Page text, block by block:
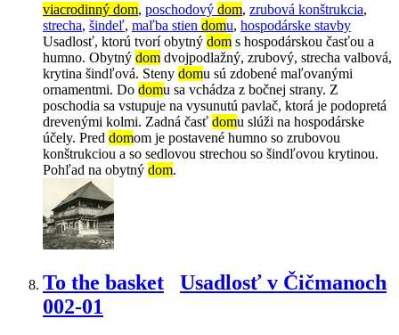
viacrodinný dom, poschodový dom, zrubová konštrukcia,
strecha, šindeľ, maľba stien domu, hospodárske stavby
Usadlosť, ktorú tvorí obytný dom s hospodárskou časťou a
humno. Obytný dom dvojpodlažný, zrubový, strecha valbová,
krytina šindľová. Steny domu sú zdobené maľovanými
ornamentmi. Do domu sa vchádza z bočnej strany. Z
poschodia sa vstupuje na vysunutú pavlač, ktorá je podopretá
drevenými kolmi. Zadná časť domu slúži na hospodárske
účely. Pred domom je postavené humno so zrubovou
konštrukciou a so sedlovou strechou so šindľovou krytinou.
Pohľad na obytný dom.
To the basket
Usadlosť v Čičmanoch
002-01